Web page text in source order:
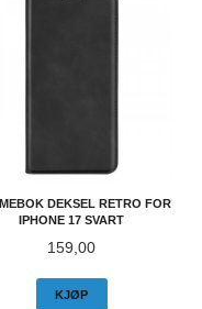
DEKSEL RETRO FOR
IPHONE 17 SVART
Pris
159,00
KJØP